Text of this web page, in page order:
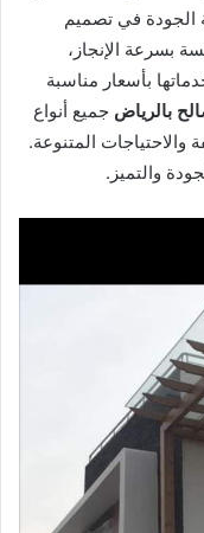
الجودة في تصميم
بسرعة الإنجاز،
بأسعار مناسبة
بالرياض جميع أنواع
المتنوعة.
والتميز.